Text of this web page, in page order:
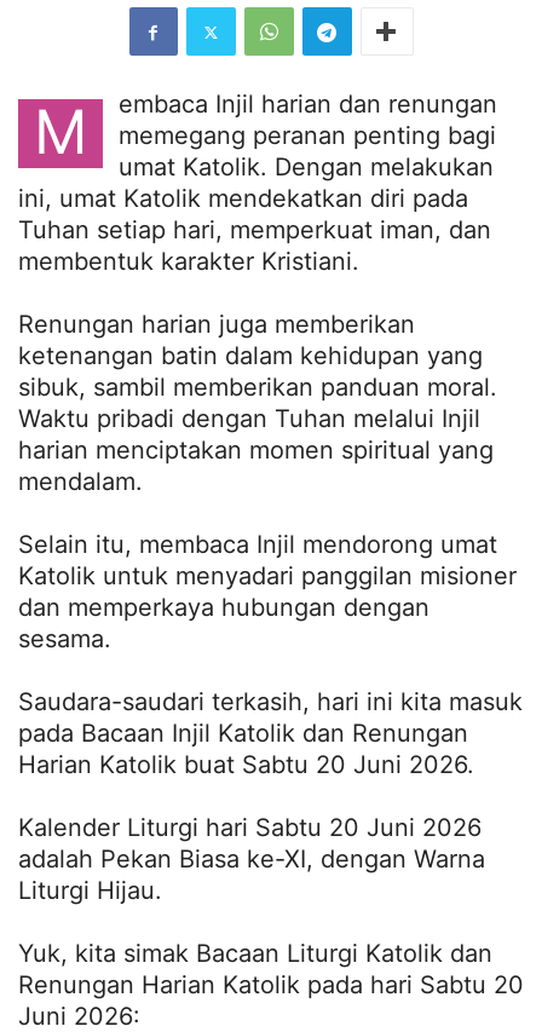
M
embaca Injil harian dan renungan
memegang peranan penting bagi
umat Katolik. Dengan melakukan
ini, umat Katolik mendekatkan diri pada
Tuhan setiap hari, memperkuat iman, dan
membentuk karakter Kristiani.
Renungan harian juga memberikan
ketenangan batin dalam kehidupan yang
sibuk, sambil memberikan panduan moral.
Waktu pribadi dengan Tuhan melalui Injil
harian menciptakan momen spiritual yang
mendalam.
Selain itu, membaca Injil mendorong umat
Katolik untuk menyadari panggilan misioner
dan memperkaya hubungan dengan
sesama.
Saudara-saudari terkasih, hari ini kita masuk
pada Bacaan Injil Katolik dan Renungan
Harian Katolik buat Sabtu 20 Juni 2026.
Kalender Liturgi hari Sabtu 20 Juni 2026
adalah Pekan Biasa ke-XI, dengan Warna
Liturgi Hijau.
Yuk, kita simak Bacaan Liturgi Katolik dan
Renungan Harian Katolik pada hari Sabtu 20
Juni 2026: